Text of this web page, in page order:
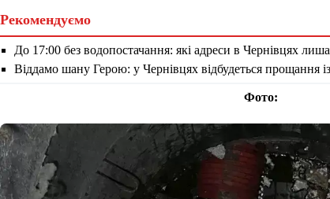
Рекомендуємо
До 17:00 без водопостачання: які адреси в Чернівцях
Віддамо шану Герою: у Чернівцях відбудеться прощання
Фото: